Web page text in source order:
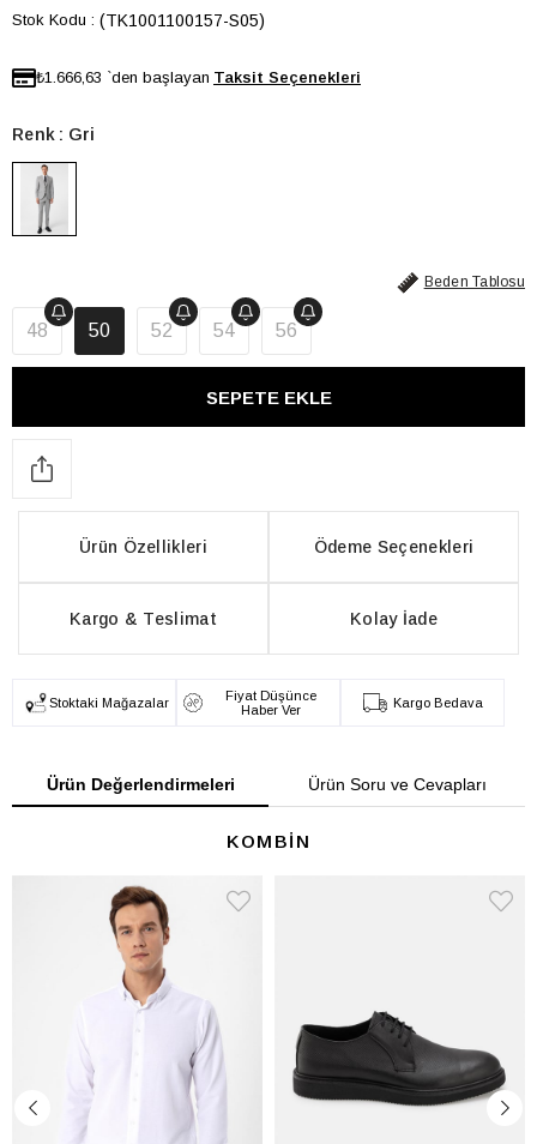
Stok Kodu (TK1001100157-S05)
₺1.666,63 `den başlayan
Renk Gri
Beden Tablosu
48 50 52 54 56
Ürün Özellikleri Ödeme Seçenekleri
Kargo & Teslimat Kolay İade
Stoktaki Mağazalar
Fiyat Düşünce
Haber Ver
Kargo Bedava
Ürün Değerlendirmeleri Ürün Soru ve Cevapları
KOMBİN